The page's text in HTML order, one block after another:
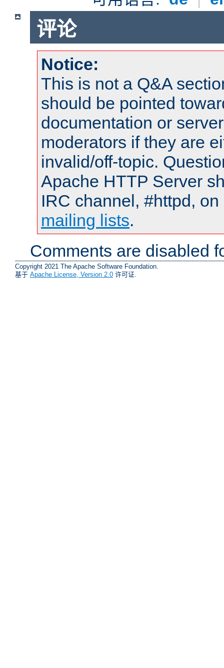
评论
Notice:
This is not a Q&A
should be pointed
documentation or
moderators if they are
invalid/off-topic.
Apache HTTP Server
IRC channel, #httpd,
mailing lists.
Comments are disabled
Copyright 2021 The Apache Software Foundation.
基于 Apache License, Version 2.0 许可证.